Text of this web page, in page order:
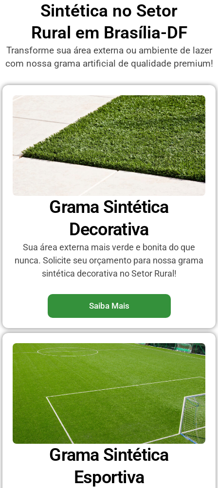
Sintética no Setor
Rural em Brasília-DF
Transforme sua área externa ou ambiente de lazer
com nossa grama artificial de qualidade premium!
Grama Sintética
Decorativa
Sua área externa mais verde e bonita do que
nunca. Solicite seu orçamento para nossa grama
sintética decorativa no Setor Rural!
Saiba Mais
Grama Sintética
Esportiva